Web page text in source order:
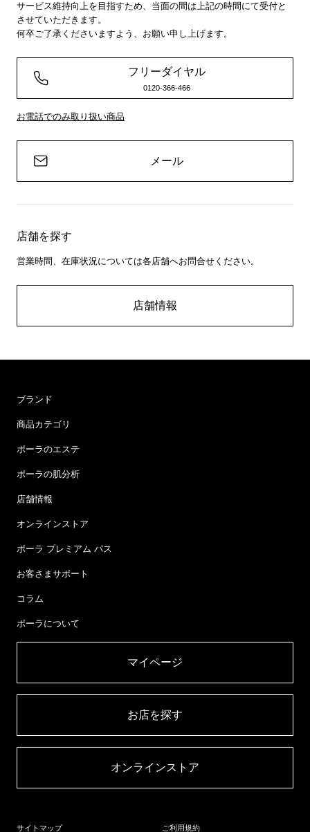
サービス維持向上を目指すため、当面の間は上記の時間にて受付と
させていただきます。
何卒ご了承くださいますよう、お願い申し上げます。
フリーダイヤル
0120-366-466
お電話でのみ取り扱い商品
メール
店舗を探す
営業時間、在庫状況については各店舗へお問合せください。
店舗情報
ブランド
商品カテゴリ
ポーラのエステ
ポーラの肌分析
店舗情報
オンラインストア
ポーラ プレミアム パス
お客さまサポート
コラム
ポーラについて
マイページ​
お店を探す​
オンラインストア​
サイトマップ ご利用規約